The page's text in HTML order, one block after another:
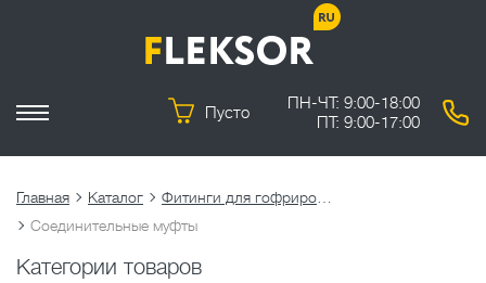
Пусто
ПН-ЧТ: 9:00-18:00
ПТ: 9:00-17:00
Главная Каталог
Соединительные муфты
Категории товаров